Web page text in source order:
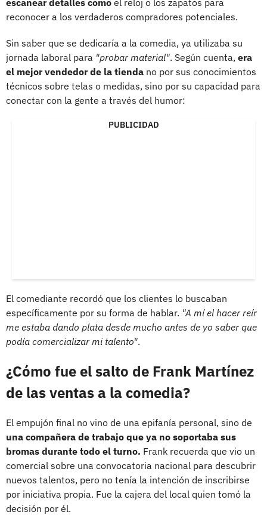
escanear detalles como el reloj o los zapatos para
reconocer a los verdaderos compradores potenciales.
Sin saber que se dedicaría a la comedia, ya utilizaba su
jornada laboral para "probar material". Según cuenta, era
el mejor vendedor de la tienda no por sus conocimientos
técnicos sobre telas o medidas, sino por su capacidad para
conectar con la gente a través del humor:
PUBLICIDAD
El comediante recordó que los clientes lo buscaban
específicamente por su forma de hablar. "A mí el hacer reír
me estaba dando plata desde mucho antes de yo saber que
podía comercializar mi talento".
¿Cómo fue el salto de Frank Martínez
de las ventas a la comedia?
El empujón final no vino de una epifanía personal, sino de
una compañera de trabajo que ya no soportaba sus
bromas durante todo el turno. Frank recuerda que vio un
comercial sobre una convocatoria nacional para descubrir
nuevos talentos, pero no tenía la intención de inscribirse
por iniciativa propia. Fue la cajera del local quien tomó la
decisión por él.